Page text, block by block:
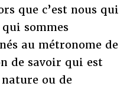
que c’est nous qui
sommes
au métronome de
de savoir qui est
ou de